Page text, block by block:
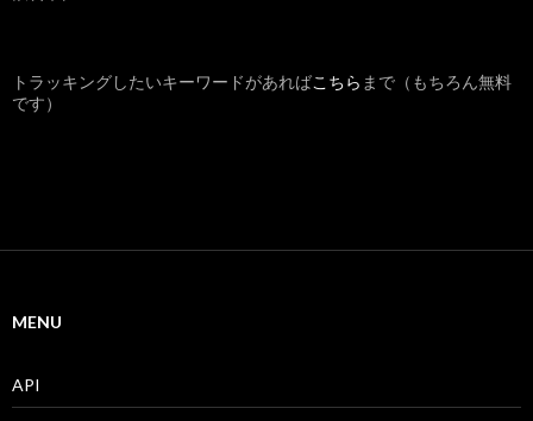
トラッキングしたいキーワードがあればこちら まで（もちろん無料
です）
MENU
API